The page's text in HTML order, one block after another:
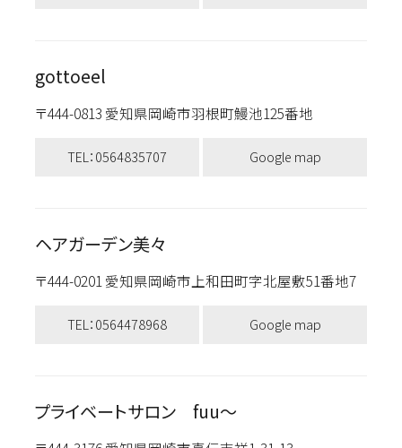
gottoeel
〒444-0813 愛知県岡崎市羽根町鰻池125番地
TEL：0564835707 Google map
ヘアガーデン美々
〒444-0201 愛知県岡崎市上和田町字北屋敷51番地7
TEL：0564478968 Google map
プライベートサロン fuu〜